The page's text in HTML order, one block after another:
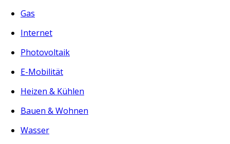
Gas
Internet
Photovoltaik
E-Mobilität
Heizen & Kühlen
Bauen & Wohnen
Wasser